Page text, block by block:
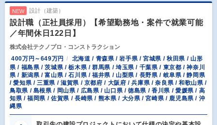
NEW 設計（建築）
設計職（正社員採用）【希望勤務地・案件で就業可能
／年間休日122日】
株式会社テクノプロ・コンストラクション
400万円～649万円
北海道 / 青森県 / 岩手県 / 宮城県 / 秋田県 / 山形
県 / 福島県 / 茨城県 / 栃木県 / 群馬県 / 埼玉県 / 千葉県 / 東京都 / 神奈川
県 / 新潟県 / 富山県 / 石川県 / 福井県 / 山梨県 / 長野県 / 岐阜県 / 静岡県
/ 愛知県 / 三重県 / 滋賀県 / 京都府 / 大阪府 / 兵庫県 / 奈良県 / 和歌山県 /
鳥取県 / 島根県 / 岡山県 / 広島県 / 山口県 / 徳島県 / 香川県 / 愛媛県 / 高
知県 / 福岡県 / 佐賀県 / 長崎県 / 熊本県 / 大分県 / 宮崎県 / 鹿児島県 / 沖
縄県